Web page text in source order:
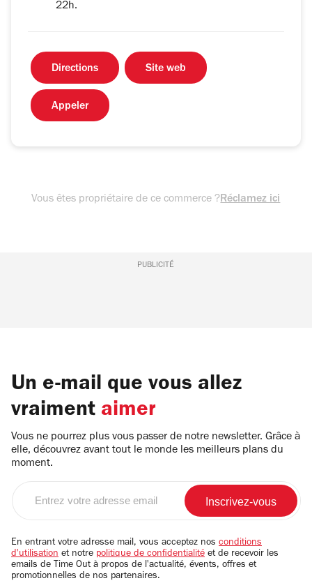
22h.
Directions Site web
Appeler
Vous êtes propriétaire de ce commerce ?Réclamez ici
PUBLICITÉ
Un e-mail que vous allez
vraiment aimer
Vous ne pourrez plus vous passer de notre newsletter. Grâce à
elle, découvrez avant tout le monde les meilleurs plans du
moment.
email
En entrant votre adresse mail, vous acceptez nos conditions
d'utilisation et notre politique de confidentialité et de recevoir les
emails de Time Out à propos de l'actualité, évents, offres et
promotionnelles de nos partenaires.